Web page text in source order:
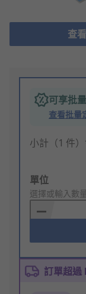
查
可享批
查看批量
小計（1 件
Add
to
Basket
單位
選擇或輸入數
訂單超過